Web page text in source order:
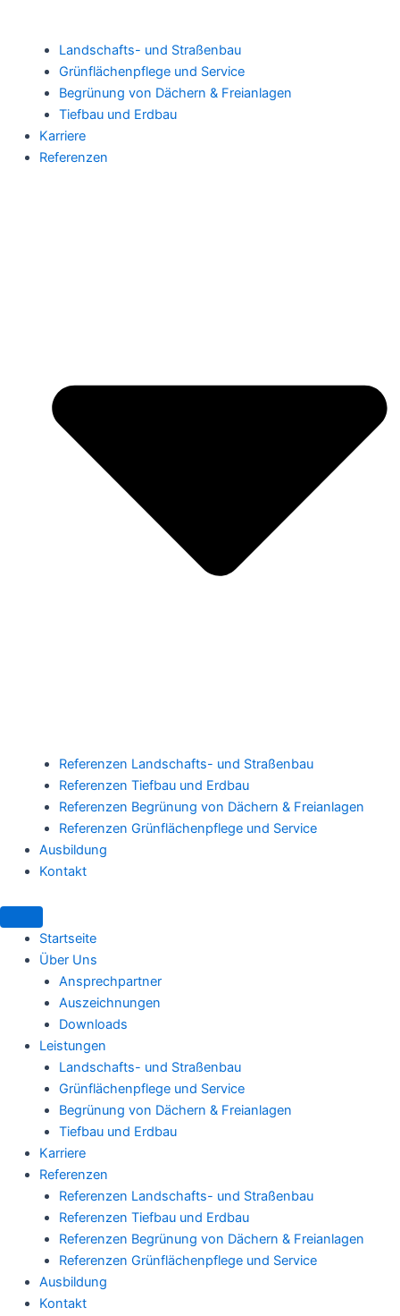
Landschafts- und Straßenbau
Grünflächenpflege und Service
Begrünung von Dächern & Freianlagen
Tiefbau und Erdbau
Karriere
Referenzen
Referenzen Landschafts- und Straßenbau
Referenzen Tiefbau und Erdbau
Referenzen Begrünung von Dächern & Freianlagen
Referenzen Grünflächenpflege und Service
Ausbildung
Kontakt
Startseite
Über Uns
Ansprechpartner
Auszeichnungen
Downloads
Leistungen
Landschafts- und Straßenbau
Grünflächenpflege und Service
Begrünung von Dächern & Freianlagen
Tiefbau und Erdbau
Karriere
Referenzen
Referenzen Landschafts- und Straßenbau
Referenzen Tiefbau und Erdbau
Referenzen Begrünung von Dächern & Freianlagen
Referenzen Grünflächenpflege und Service
Ausbildung
Kontakt